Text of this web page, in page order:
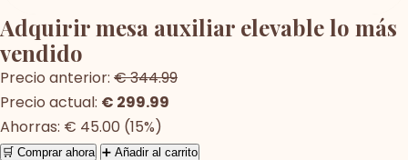
Adquirir mesa auxiliar elevable lo más
vendido
Precio anterior: € 344.99
Precio actual: € 299.99
Ahorras: € 45.00 (15%)
🛒 Comprar ahora ➕ Añadir al carrito